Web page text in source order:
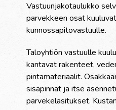
Vastuunjakotaulukko
parvekkeen osat
kunnossapitovastuulle.
Taloyhtiön vastuulle
kantavat rakenteet,
pintamateriaalit.
sisäpinnat ja itse
parvekelasitukset.